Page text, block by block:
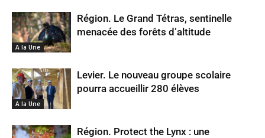
A la Une
Région. Le Grand Tétras, sentinelle
menacée des forêts d’altitude
A la Une
Levier. Le nouveau groupe scolaire
pourra accueillir 280 élèves
Région. Protect the Lynx : une